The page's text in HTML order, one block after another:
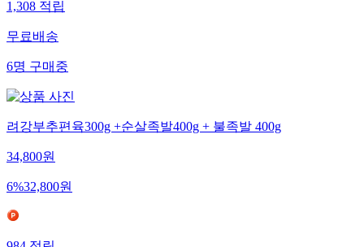
1,308적립
무료배송
6명구매중
려강부추편육300g +순살족발400g + 불족발 400g
34,800원
6%32,800원